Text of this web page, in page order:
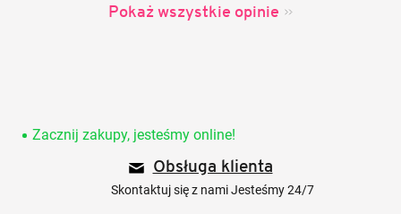
Pokaż wszystkie opinie
Zacznij zakupy, jesteśmy online!
Obsługa klienta
Skontaktuj się z nami Jesteśmy 24/7